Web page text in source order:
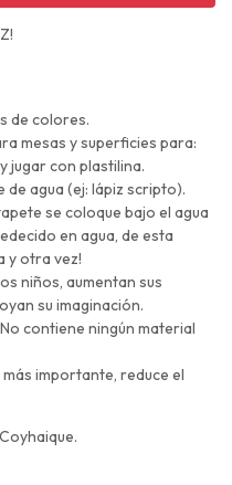
de colores.
mesas y superficies para:
jugar con plastilina.
de agua (ej: lápiz scripto).
se coloque bajo el agua
en agua, de esta
y otra vez!
niños, aumentan sus
su imaginación.
contiene ningún material
importante, reduce el